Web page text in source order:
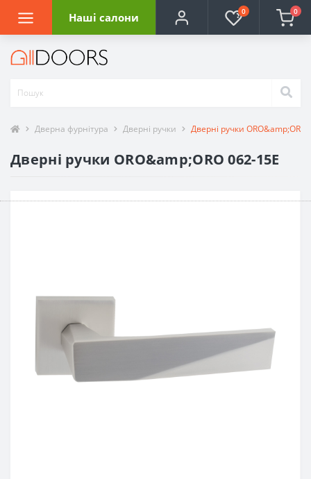
Наші салони 0 0
Дверна фурнітура Дверні ручки Дверні ручки ORO&amp;ORO
Дверні ручки ORO&amp;ORO 062-15E